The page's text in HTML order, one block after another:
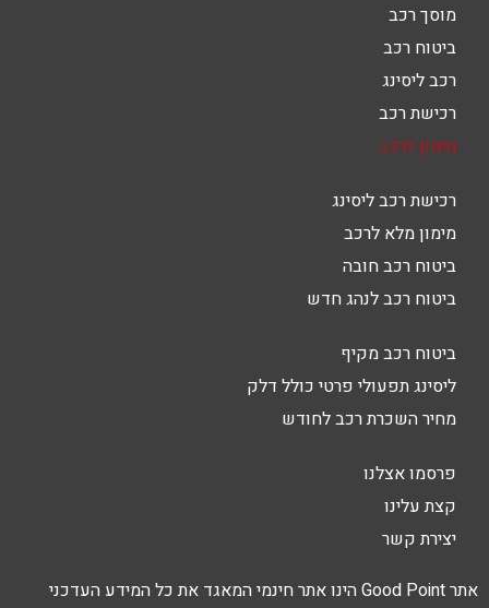
מוסך רכב
ביטוח רכב
רכב ליסינג
רכישת רכב
מימון לרכב
רכישת רכב ליסינג
מימון מלא לרכב
ביטוח רכב חובה
ביטוח רכב לנהג חדש
ביטוח רכב מקיף
ליסינג תפעולי פרטי כולל דלק
מחיר השכרת רכב לחודש
פרסמו אצלנו
קצת עלינו
יצירת קשר
אתר Good Point הינו אתר חינמי המאגד את כל המידע העדכני